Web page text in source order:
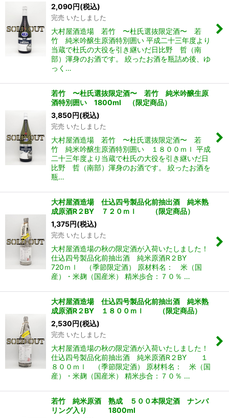
2,090円(税込)
完売 いたしました
大村屋酒造場 若竹 〜杜氏選抜限定酒〜 若
竹 純米吟醸生原酒特別囲い 平成二十三年度より
当蔵で杜氏の大役を引き継いだ日比野 哲（南
部）渾身のお酒です。 絞ったお酒を瓶詰め後、ゆ
っく…
若竹 〜杜氏選抜限定酒〜 若竹 純米吟醸生原
酒特別囲い 1800ml （限定商品）
3,850円(税込)
完売 いたしました
大村屋酒造場 若竹 〜杜氏選抜限定酒〜 若
竹 純米吟醸生原酒特別囲い １８００ｍｌ 平成
二十三年度より当蔵で杜氏の大役を引き継いだ日
比野 哲（南部）渾身のお酒です。 絞ったお酒を
瓶…
大村屋酒造場 仕込四号製品化前抽出酒 純米熟
成原酒R２BY ７２０ｍｌ （限定商品）
1,375円(税込)
完売 いたしました
大村屋酒造場の秋の限定酒が入荷いたしました！
仕込四号製品化前抽出酒 純米原酒R２BY
720ｍｌ （季節限定酒） 原材料名： 米（国
産）・米麹（国産米） 精米歩合：７０％ …
大村屋酒造場 仕込四号製品化前抽出酒 純米熟
成原酒R２BY １８００ｍｌ （限定商品）
2,530円(税込)
完売 いたしました
大村屋酒造場の秋の限定酒が入荷いたしました！
仕込四号製品化前抽出酒 純米原酒R２BY １
８００ｍｌ （季節限定酒） 原材料名： 米（国
産）・米麹（国産米） 精米歩合：７０％ …
若竹 純米原酒 熟成 ５００本限定酒 ナンバ
リング入り 1800ml